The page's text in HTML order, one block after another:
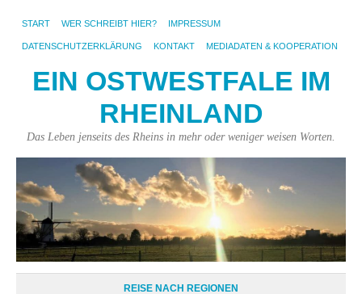
START WER SCHREIBT HIER? IMPRESSUM
DATENSCHUTZERKLÄRUNG KONTAKT MEDIADATEN & KOOPERATION
EIN OSTWESTFALE IM
RHEINLAND
Das Leben jenseits des Rheins in mehr oder weniger weisen Worten.
REISE NACH REGIONEN